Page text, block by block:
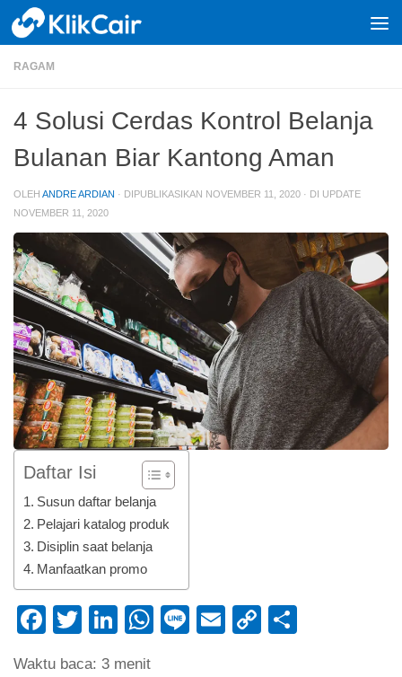
Skip to content
RAGAM
4 Solusi Cerdas Kontrol Belanja
Bulanan Biar Kantong Aman
OLEH ANDRE ARDIAN · DIPUBLIKASIKAN NOVEMBER 11, 2020 · DI UPDATE
NOVEMBER 11, 2020
Daftar Isi
Susun daftar belanja
Pelajari katalog produk
Disiplin saat belanja
Manfaatkan promo
Facebook
TwitterLinkedIn
WhatsApp
LineEmailCopy
Waktu baca: 3 menit